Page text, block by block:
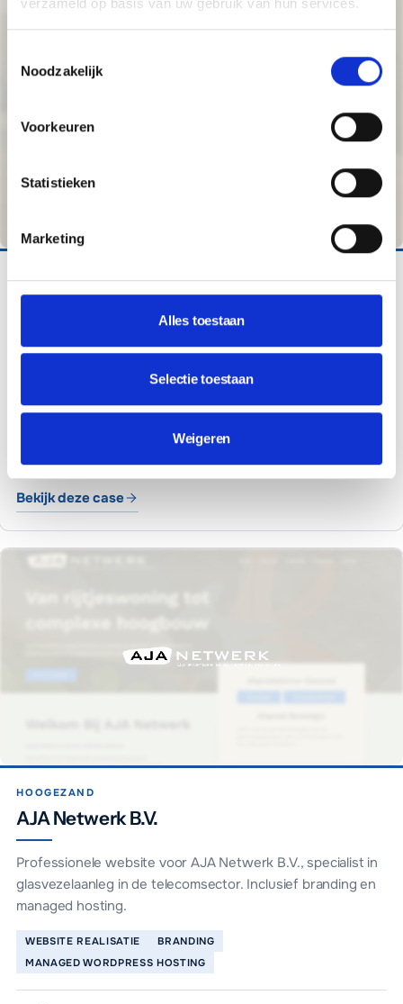
verzameld op basis van uw gebruik van hun services.
Noodzakelijk
Voorkeuren
Statistieken
Marketing
Alles toestaan
Selectie toestaan
Weigeren
ABC Metaal Recycling
Moderne website voor ABC Metaal Recycling in Meppel,
branding en managed hosting.
Bekijk deze case
ABC Metaal Recycling
HOOGEZAND
AJA Netwerk B.V.
Professionele website voor AJA Netwerk B.V., specialist in
glasvezelaanleg in de telecomsector. Inclusief branding en
managed hosting.
WEBSITE REALISATIE
BRANDING
MANAGED WORDPRESS HOSTING